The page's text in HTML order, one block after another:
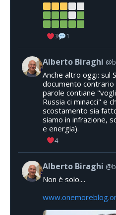
3 1
Alberto Biraghi
Anche altro oggi: sul
documento contrario
parole contiane
Russia ci minacci" e
scostamento sia
siamo in infrazione,
e energia).
4
Alberto Biraghi
Non è solo....